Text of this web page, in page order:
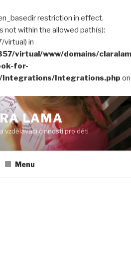
restriction in effect.
not within the allowed path(s):
in
virtual/www/domains/
for-
Integrations/Integrations.php on
LAMA
vzdělávací činnosti pro děti
Menu